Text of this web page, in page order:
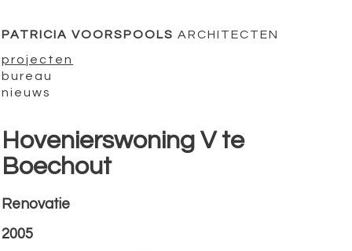
PATRICIA VOORSPOOLS ARCHITECTEN
projecten
bureau
nieuws
Hovenierswoning V te
Boechout
Renovatie
2005